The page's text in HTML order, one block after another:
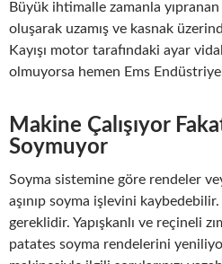
Büyük ihtimalle zamanla
oluşarak uzamış ve kasnak
Kayışı motor tarafındaki ayar
olmuyorsa hemen Ems
Makine Çalışıyor
Soymuyor
Soyma sistemine göre rendeler
aşınıp soyma işlevini
gereklidir. Yapışkanlı ve reçineli
patates soyma rendelerini